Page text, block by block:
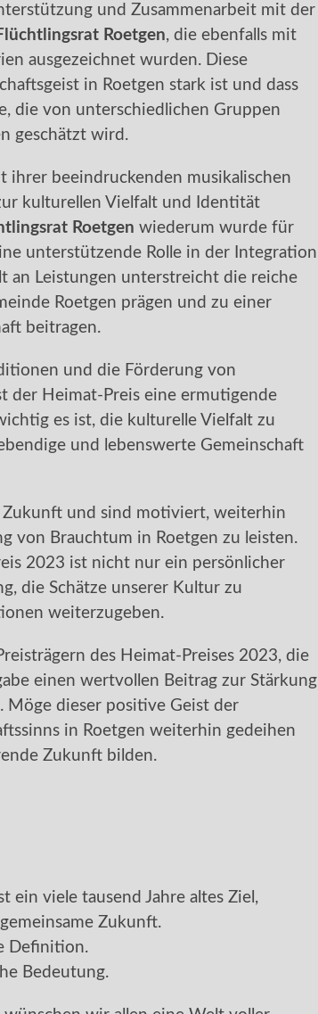
und Zusammenarbeit mit der
Roetgen, die ebenfalls mit
ausgezeichnet wurden. Diese
in Roetgen stark ist und dass
die von unterschiedlichen Gruppen
geschätzt wird.
ihrer beeindruckenden musikalischen
kulturellen Vielfalt und Identität
Roetgen wiederum wurde für
unterstützende Rolle in der Integration
an Leistungen unterstreicht die reiche
Roetgen prägen und zu einer
beitragen.
und die Förderung von
der Heimat-Preis eine ermutigende
es ist, die kulturelle Vielfalt zu
und lebenswerte Gemeinschaft
und sind motiviert, weiterhin
von Brauchtum in Roetgen zu leisten.
2023 ist nicht nur ein persönlicher
die Schätze unserer Kultur zu
weiterzugeben.
des Heimat-Preises 2023, die
einen wertvollen Beitrag zur Stärkung
Möge dieser positive Geist der
in Roetgen weiterhin gedeihen
Zukunft bilden.
ein viele tausend Jahre altes Ziel,
Zukunft.
Definition.
Bedeutung.